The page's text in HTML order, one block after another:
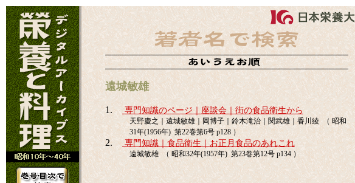
遠城敏雄
1. 専門知識のページ｜座談会｜街の食品衛生から
天野慶之｜遠城敏雄｜岡博子｜鈴木滝治｜関武雄｜香川綾 （ 昭和
31年(1956年) 第22巻第6号 p128 ）
2. 専門知識｜食品衛生｜お正月食品のあれこれ
遠城敏雄 （ 昭和32年(1957年) 第23巻第12号 p134 ）